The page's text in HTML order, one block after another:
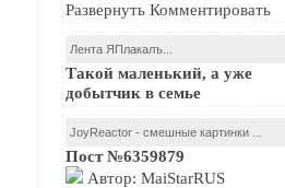
Развернуть Комментировать
Лента ЯПлакалъ...
Такой маленький, а уже
добытчик в семье
JoyReactor - смешные картинки ...
Пост №6359879
Автор: MaiStarRUS